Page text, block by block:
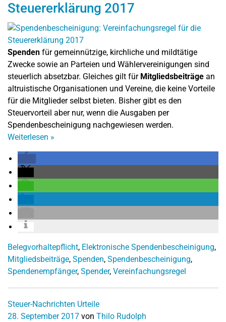
Steuererklärung 2017
Spenden für gemeinnützige, kirchliche und mildtätige
Zwecke sowie an Parteien und Wählervereinigungen sind
steuerlich absetzbar. Gleiches gilt für Mitgliedsbeiträge an
altruistische Organisationen und Vereine, die keine Vorteile
für die Mitglieder selbst bieten. Bisher gibt es den
Steuervorteil aber nur, wenn die Ausgaben per
Spendenbescheinigung nachgewiesen werden.
Weiterlesen »
Belegvorhaltepflicht, Elektronische Spendenbescheinigung,
Mitgliedsbeiträge, Spenden, Spendenbescheinigung,
Spendenempfänger, Spender, Vereinfachungsregel
Steuer-Nachrichten Urteile
28. September 2017 von Thilo Rudolph